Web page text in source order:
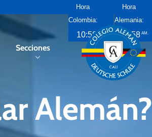
Hora
Colombia:
10:58 PM
Hora
Alemania:
5:58 AM
Secciones
Alemán?